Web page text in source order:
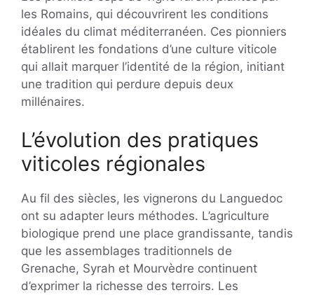
les Romains, qui découvrirent les conditions
idéales du climat méditerranéen. Ces pionniers
établirent les fondations d’une culture viticole
qui allait marquer l’identité de la région, initiant
une tradition qui perdure depuis deux
millénaires.
L’évolution des pratiques
viticoles régionales
Au fil des siècles, les vignerons du Languedoc
ont su adapter leurs méthodes. L’agriculture
biologique prend une place grandissante, tandis
que les assemblages traditionnels de
Grenache, Syrah et Mourvèdre continuent
d’exprimer la richesse des terroirs. Les